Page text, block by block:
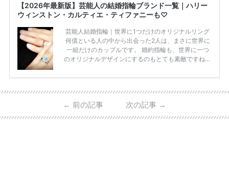
【2026年最新版】芸能人の結婚指輪ブランド一覧｜ハリー
ウィンストン・カルティエ・ティファニーも♡
芸能人結婚指輪｜世界に1つだけのオリジナルリング
何億といる人の中から出会った2人は、まさに世界に
一組だけのカップルです。 婚約指輪も、世界に一つ
のオリジナルデザインにするのもとても素敵ですね♡
のを形にするのも想い出になります。 上戸彩さん・H
HPより引用 2011年9月に結婚した女優の上戸彩さん
とEXILEのHIROさん。 上戸さんに贈った婚約指輪
← 前の記事 次の記事 →